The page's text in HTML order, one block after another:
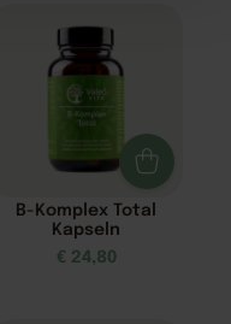
B-Komplex Total
Kapseln
€ 24,80